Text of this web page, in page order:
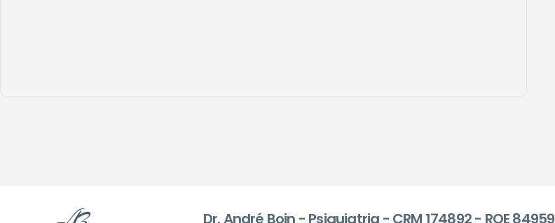
Dr. André Boin - Psiquiatria - CRM 174892 - RQE 84959